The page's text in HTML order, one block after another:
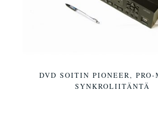
DVD SOITIN PIONEER,
SYNKROLIITÄNTÄ